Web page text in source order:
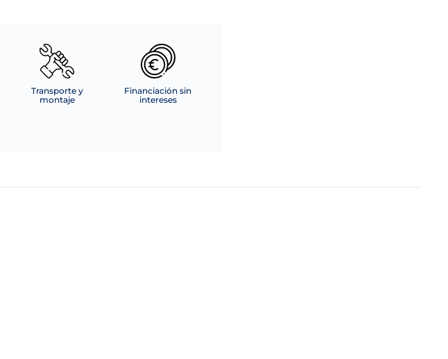
Transporte y
montaje
Financiación sin
intereses